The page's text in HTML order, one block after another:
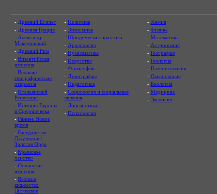
- Древний Египет
- Древняя Греция
- Александр
Македонский
- Древний Рим
- Византийская
империя
- Великие
географические
открытия
- Итальянский
Ренессанс
- История Европы
в Средние века
- Раннее Новое
время
- Государство
Джучидов /
Золотая Орда
- Крымское
ханство
- Османская
империя
- Великое
княжество
Литовское
- Политика
- Экономика
- Юридическая практика
- Археология
- Нумизматика
- Искусство
- Философия
- Демография
- Педагогика
- Социология и социальные
явления
- Лингвистика
- Психология
- Химия
- Физика
- Математика
- Астрономия
- География
- Геология
- Палеонтология
- Океанология
- Биология
- Медицина
- Экология